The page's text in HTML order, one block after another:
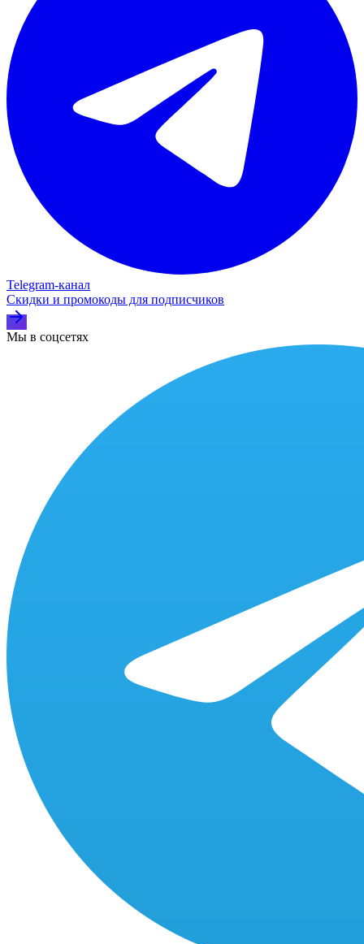
Telegram‑канал
Скидки и промокоды для подписчиков
Мы в соцсетях